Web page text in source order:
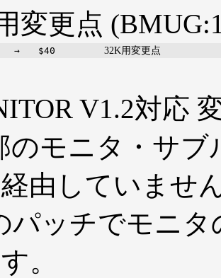
変更点
→ $40 32K用変更点
V1.2対応
のモニタ・サブ
由していませ
パッチでモニ
。